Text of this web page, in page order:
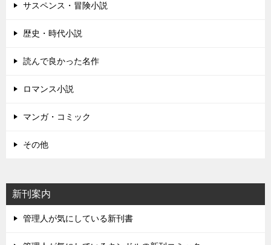
サスペンス・冒険小説
歴史・時代小説
読んで良かった名作
ロマンス小説
マンガ・コミック
その他
新刊案内
管理人が気にしている新刊書